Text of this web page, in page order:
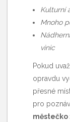
Kulturní
Mnoho
vinic
Pokud
opravdu
přesné
pro
městečko